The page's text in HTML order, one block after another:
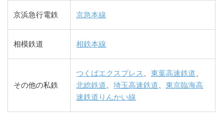
京浜急行電鉄 京急本線
相模鉄道 相鉄本線
その他の私鉄
つくばエクスプレス 、東葉高速鉄道
北総鉄道 、埼玉高速鉄道 、東京臨海高
速鉄道りんかい線